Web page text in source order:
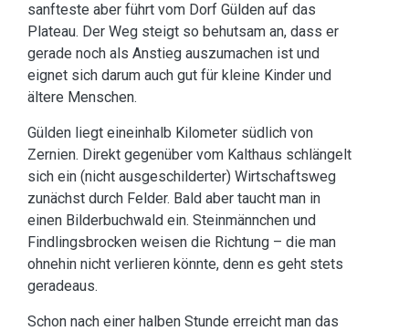
sanfteste aber führt vom Dorf Gülden auf das
Plateau. Der Weg steigt so behutsam an, dass er
gerade noch als Anstieg auszumachen ist und
eignet sich darum auch gut für kleine Kinder und
ältere Menschen.
Gülden liegt eineinhalb Kilometer südlich von
Zernien. Direkt gegenüber vom Kalthaus schlängelt
sich ein (nicht ausgeschilderter) Wirtschaftsweg
zunächst durch Felder. Bald aber taucht man in
einen Bilderbuchwald ein. Steinmännchen und
Findlingsbrocken weisen die Richtung – die man
ohnehin nicht verlieren könnte, denn es geht stets
geradeaus.
Schon nach einer halben Stunde erreicht man das